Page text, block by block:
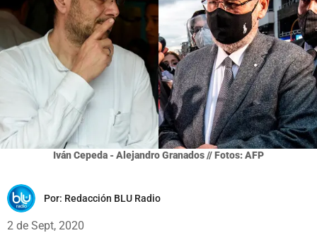
Iván Cepeda - Alejandro Granados // Fotos: AFP
Por: Redacción BLU Radio
2 de Sept, 2020